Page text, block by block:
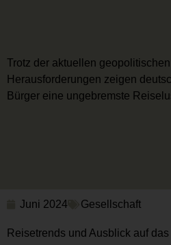
Trotz der aktuellen
Herausforderungen zeigen
Bürger eine ungebremste
Juni 2024 Gesellschaft
Reisetrends und Ausblick auf